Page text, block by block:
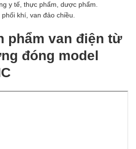
y tế, thực phẩm, dược phẩm.
khí, van đảo chiều.
phẩm van điện từ
đóng model